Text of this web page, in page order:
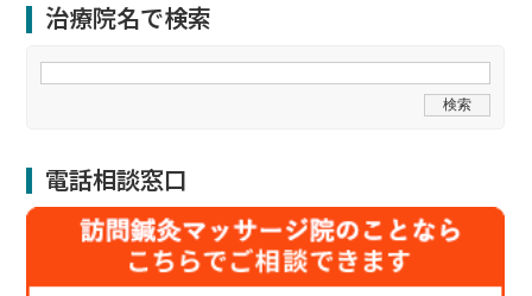
治療院名で検索
電話相談窓口